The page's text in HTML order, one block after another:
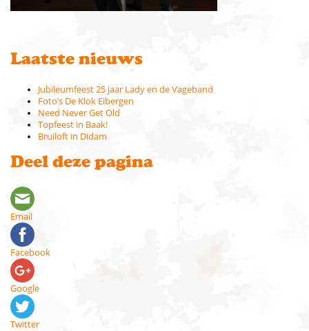
Laatste nieuws
Jubileumfeest 25 jaar Lady en de Vageband
Foto’s De Klok Eibergen
Need Never Get Old
Topfeest in Baak!
Bruiloft in Didam
Deel deze pagina
Email
Facebook
Google
Twitter